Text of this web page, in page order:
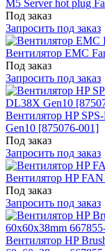
M5 Server hot plug
Под заказ
Запросить под заказ
Вентилятор EMC
Под заказ
Запросить под заказ
Вентилятор HP
Gen10 [875076-001]
Под заказ
Запросить под заказ
Вентилятор HP
Под заказ
Запросить под заказ
Вентилятор HP